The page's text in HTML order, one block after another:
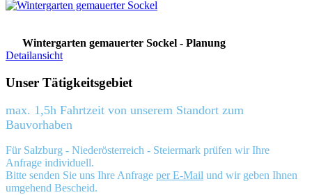
Wintergarten gemauerter Sockel - Planung
Detailansicht
Unser Tätigkeitsgebiet
max. 1,5h Fahrtzeit von unserem Standort zum
Bauvorhaben
Für Salzburg - Niederösterreich - Steiermark prüfen wir Ihre
Anfrage individuell.
Bitte senden Sie uns Ihre Anfrage per E-Mail und wir geben Ihnen
umgehend Bescheid.